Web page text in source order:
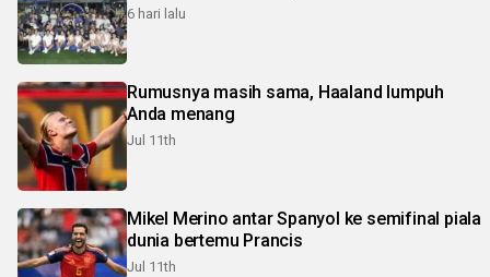
6 hari lalu
Rumusnya masih sama, Haaland lumpuh
Anda menang
Jul 11th
Mikel Merino antar Spanyol ke semifinal piala
dunia bertemu Prancis
Jul 11th